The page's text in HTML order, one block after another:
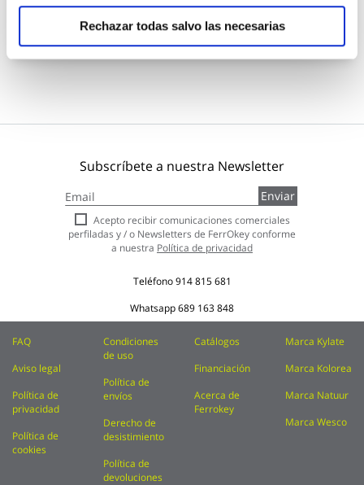
Rechazar todas salvo las necesarias
Añadir al carrito
Subscríbete a nuestra Newsletter
a
nuestro
boletín
de
Enviar
Acepto recibir comunicaciones comerciales
perfiladas y / o Newsletters de FerrOkey conforme
a nuestra Política de privacidad
Teléfono914 815 681
Whatsapp689 163 848
FAQ
Aviso legal
Política de
privacidad
Política de
cookies
Condiciones
de uso
Política de
envíos
Derecho de
desistimiento
Política de
devoluciones
Catálogos
Financiación
Acerca de
Ferrokey
Marca Kylate
Marca Kolorea
Marca Natuur
Marca Wesco